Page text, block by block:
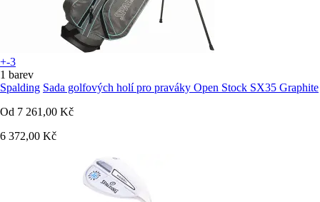
+-3
1 barev
Spalding Sada golfových holí pro praváky Open Stock SX35 Graphite
Od 7 261,00 Kč
6 372,00 Kč